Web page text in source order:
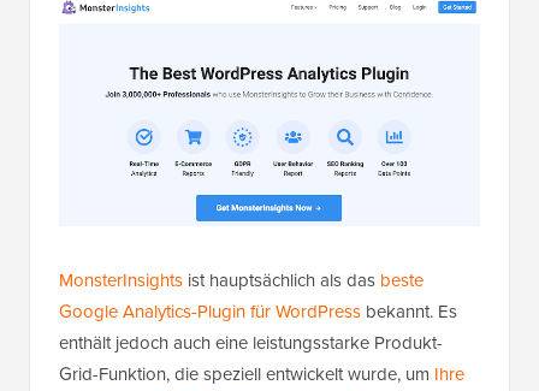
MonsterInsights ist hauptsächlich als das beste
Google Analytics-Plugin für WordPress bekannt. Es
enthält jedoch auch eine leistungsstarke Produkt-
Grid-Funktion, die speziell entwickelt wurde, um Ihre